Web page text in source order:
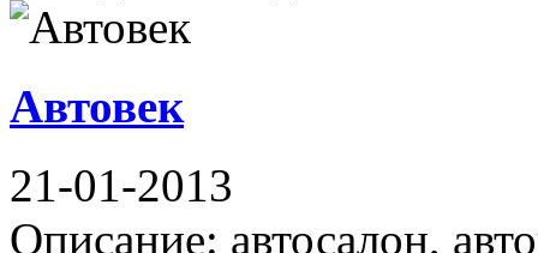
Автовек
21-01-2013
Описание: автосалон,